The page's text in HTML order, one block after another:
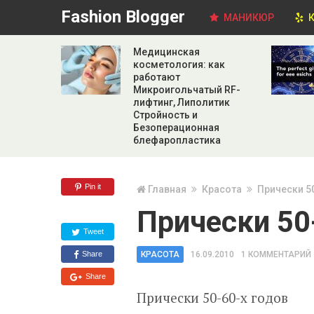
Fashion Blogger МАНИКЮР
Медицинская
косметология: как
работают
Микроигольчатый RF-
лифтинг, Липолитик
Стройность и
Безоперационная
блефаропластика
Pin it
Tweet
Share
Share
Главная Красота Прически
Прически
КРАСОТА 16.09.2010 1 КОММЕНТАРИЙ
Прически 50-60-х годов